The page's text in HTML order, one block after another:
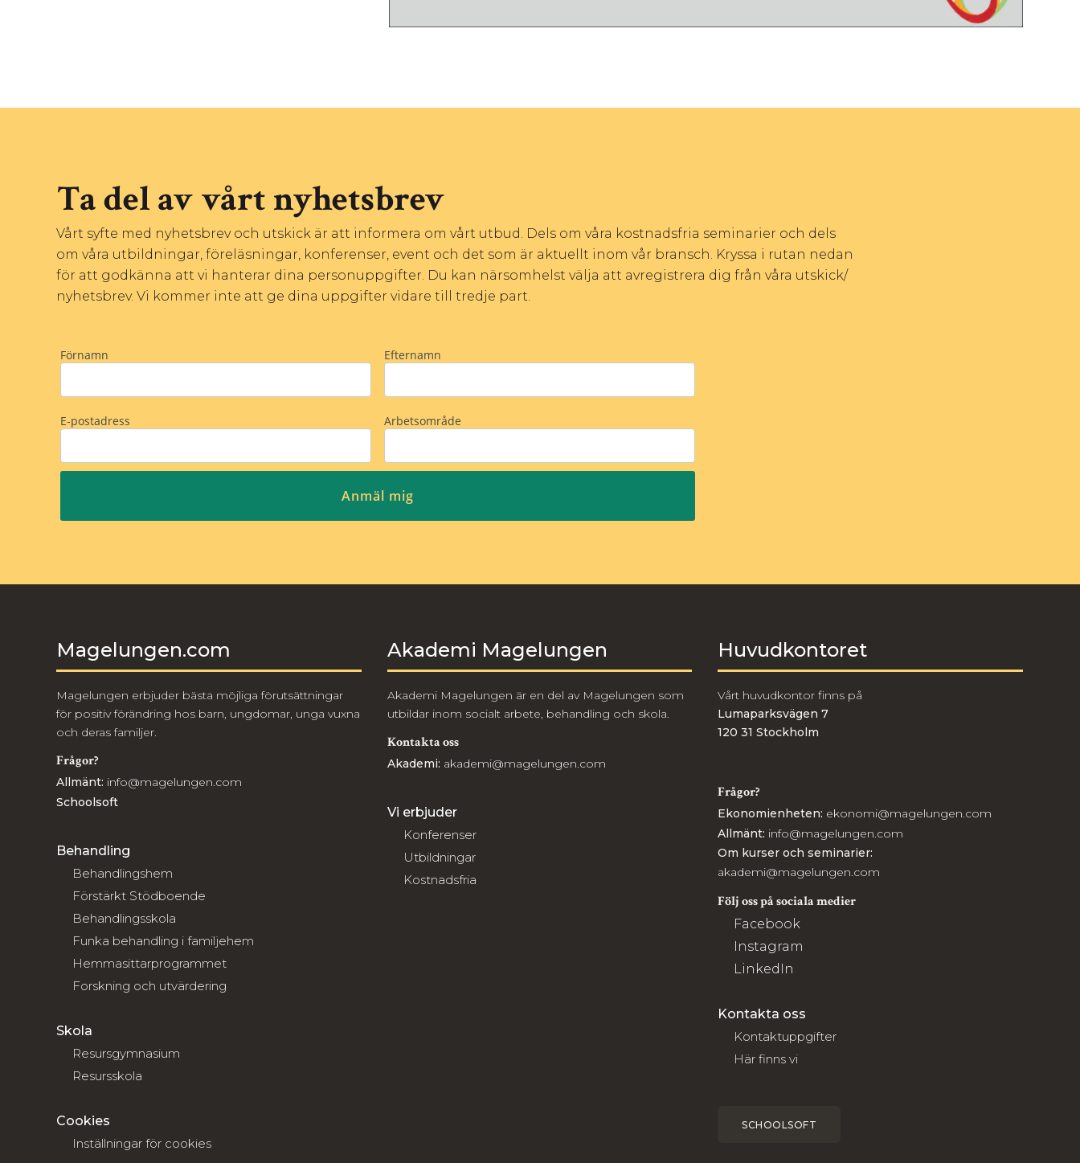
Ta del av vårt nyhetsbrev
Vårt syfte med nyhetsbrev och utskick är att informera om vårt utbud. Dels om våra kostnadsfria seminarier och dels
om våra utbildningar, föreläsningar, konferenser, event och det som är aktuellt inom vår bransch. Kryssa i rutan nedan
för att godkänna att vi hanterar dina personuppgifter. Du kan närsomhelst välja att avregistrera dig från våra utskick/
nyhetsbrev. Vi kommer inte att ge dina uppgifter vidare till tredje part.
Magelungen.com
Magelungen erbjuder bästa möjliga förutsättningar
för positiv förändring hos barn, ungdomar, unga vuxna
och deras familjer.
Frågor?
Allmänt: info@magelungen.com
Schoolsoft
Behandling
Behandlingshem
Förstärkt Stödboende
Behandlingsskola
Funka behandling i familjehem
Hemmasittarprogrammet
Forskning och utvärdering
Skola
Resursgymnasium
Resursskola
Cookies
Inställningar för cookies
Akademi Magelungen
Akademi Magelungen är en del av Magelungen som
utbildar inom socialt arbete, behandling och skola.
Kontakta oss
Akademi: akademi@magelungen.com
Vi erbjuder
Konferenser
Utbildningar
Kostnadsfria
Huvudkontoret
Vårt huvudkontor finns på
Lumaparksvägen 7
120 31 Stockholm
Frågor?
Ekonomienheten: ekonomi@magelungen.com
Allmänt: info@magelungen.com
Om kurser och seminarier:
akademi@magelungen.com
Följ oss på sociala medier
Facebook
Instagram
LinkedIn
Kontakta oss
Kontaktuppgifter
Här finns vi
SCHOOLSOFT